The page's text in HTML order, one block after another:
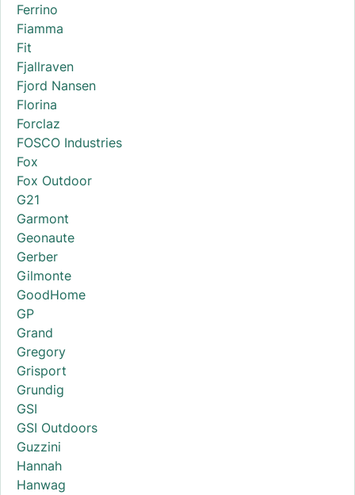
Ferrino
Fiamma
Fit
Fjallraven
Fjord Nansen
Florina
Forclaz
FOSCO Industries
Fox
Fox Outdoor
G21
Garmont
Geonaute
Gerber
Gilmonte
GoodHome
GP
Grand
Gregory
Grisport
Grundig
GSI
GSI Outdoors
Guzzini
Hannah
Hanwag